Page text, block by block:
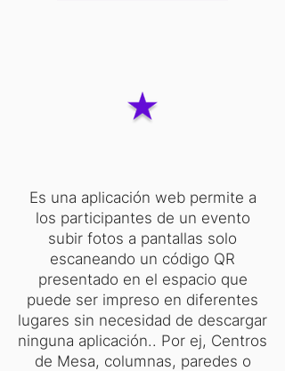
Es una aplicación web permite a
los participantes de un evento
subir fotos a pantallas solo
escaneando un código QR
presentado en el espacio que
puede ser impreso en diferentes
lugares sin necesidad de descargar
ninguna aplicación.. Por ej, Centros
de Mesa, columnas, paredes o